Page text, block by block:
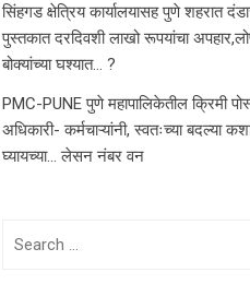
सिंहगड क्षेत्रिय कार्यालयासह पुणे शहरात
पुस्तकात दरदिवशी लाखो रूपयांचा
बोक्यांच्या घश्यात… ?
PMC-PUNE पुणे महापालिकेतील क्रिमी
अधिकारी- कर्मचाऱ्यांनी, स्वतःच्या बदल्या
घ्यायच्या… लेसन नंबर वन